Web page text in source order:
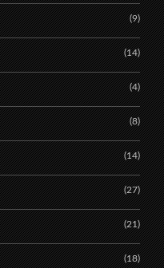
(9)
(14)
(4)
(8)
(14)
(27)
(21)
(18)